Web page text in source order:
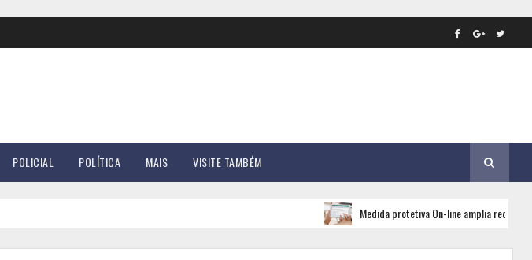
POLICIAL POLÍTICA MAIS VISITE TAMBÉM
Medida protetiva On-line amplia rede de apoio